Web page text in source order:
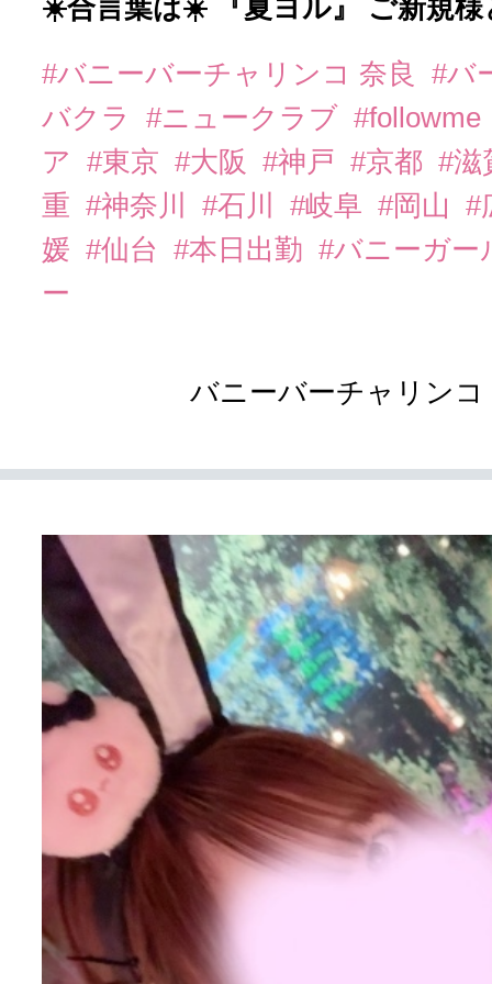
☀️合言葉は☀️ 『夏ヨル』 ご新規様
#バニーバーチャリンコ 奈良
#バ
バクラ
#ニュークラブ #followme
ア
#東京 #大阪 #神戸 #京都 #
重 #神奈川 #石川 #岐阜 #岡山
#
媛 #仙台 #本日出勤 #バニーガ
ー
バニーバーチャリンコ